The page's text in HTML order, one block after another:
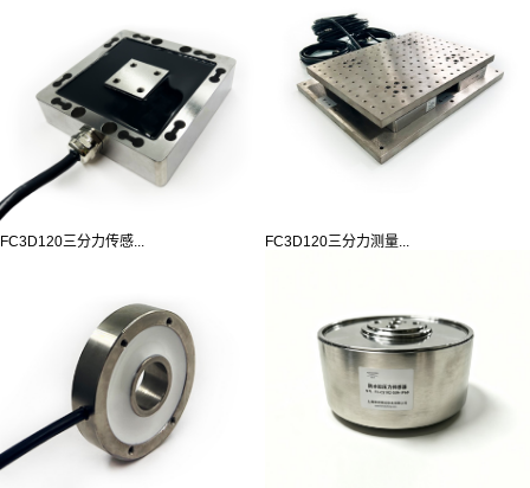
FC3D120三分力传感... FC3D120三分力测量...